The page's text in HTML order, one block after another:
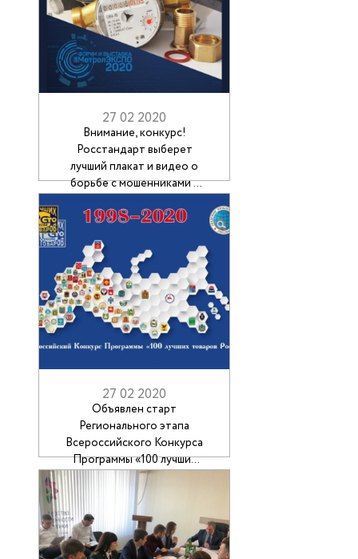
27 02 2020
Внимание, конкурс!
Росстандарт выберет
лучший плакат и видео о
борьбе с мошенниками в
27 02 2020
Объявлен старт
Регионального этапа
Всероссийского Конкурса
Программы «100 лучших
товаров России»